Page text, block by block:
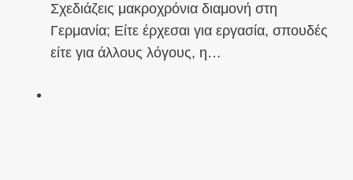
Σχεδιάζεις μακροχρόνια διαμονή στη
Γερμανία; Είτε έρχεσαι για εργασία, σπουδές
είτε για άλλους λόγους, η…